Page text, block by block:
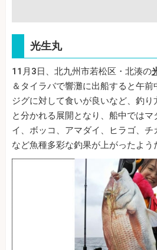
光生丸
11月3日、北九州市若松区・北湊の
＆タイラバで響灘に出船すると午
ジグに対して食いが良いなど、釣り
と分かれる展開となり、船中では
イ、ボッコ、アマダイ、ヒラゴ、
など魚種多彩な釣果が上がったよう